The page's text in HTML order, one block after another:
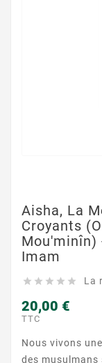
Aisha, La
Croyants
Mou'minîn)
Imam
     La
20,00 €
TTC
Nous vivons
des